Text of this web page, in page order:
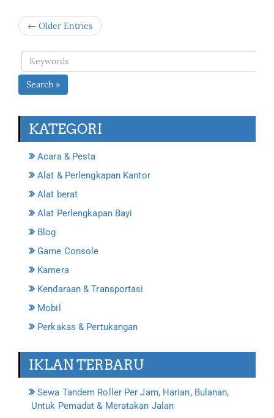
← Older Entries
Search »
KATEGORI
Acara & Pesta
Alat & Perlengkapan Kantor
Alat berat
Alat Perlengkapan Bayi
Blog
Game Console
Kamera
Kendaraan & Transportasi
Mobil
Perkakas & Pertukangan
IKLAN TERBARU
Sewa Tandem Roller Per Jam, Harian, Bulanan,
Untuk Pemadat & Meratakan Jalan